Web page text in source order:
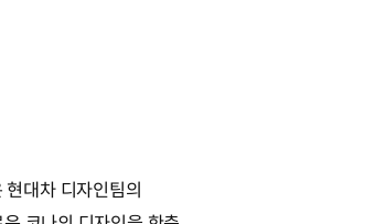
대차 디자인팀의